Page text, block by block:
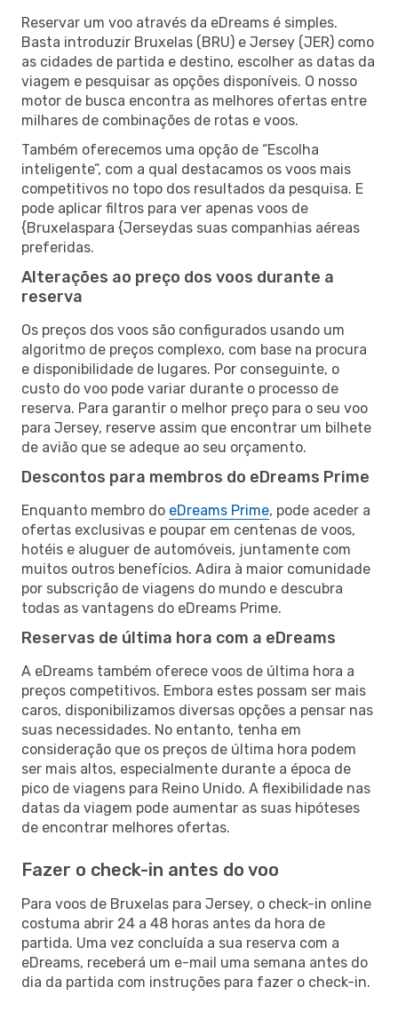
Reservar um voo através da eDreams é simples.
Basta introduzir Bruxelas (BRU) e Jersey (JER) como
as cidades de partida e destino, escolher as datas da
viagem e pesquisar as opções disponíveis. O nosso
motor de busca encontra as melhores ofertas entre
milhares de combinações de rotas e voos.
Também oferecemos uma opção de “Escolha
inteligente”, com a qual destacamos os voos mais
competitivos no topo dos resultados da pesquisa. E
pode aplicar filtros para ver apenas voos de
{Bruxelaspara {Jerseydas suas companhias aéreas
preferidas.
Alterações ao preço dos voos durante a
reserva
Os preços dos voos são configurados usando um
algoritmo de preços complexo, com base na procura
e disponibilidade de lugares. Por conseguinte, o
custo do voo pode variar durante o processo de
reserva. Para garantir o melhor preço para o seu voo
para Jersey, reserve assim que encontrar um bilhete
de avião que se adeque ao seu orçamento.
Descontos para membros do eDreams Prime
Enquanto membro do eDreams Prime, pode aceder a
ofertas exclusivas e poupar em centenas de voos,
hotéis e aluguer de automóveis, juntamente com
muitos outros benefícios. Adira à maior comunidade
por subscrição de viagens do mundo e descubra
todas as vantagens do eDreams Prime.
Reservas de última hora com a eDreams
A eDreams também oferece voos de última hora a
preços competitivos. Embora estes possam ser mais
caros, disponibilizamos diversas opções a pensar nas
suas necessidades. No entanto, tenha em
consideração que os preços de última hora podem
ser mais altos, especialmente durante a época de
pico de viagens para Reino Unido. A flexibilidade nas
datas da viagem pode aumentar as suas hipóteses
de encontrar melhores ofertas.
Fazer o check-in antes do voo
Para voos de Bruxelas para Jersey, o check-in online
costuma abrir 24 a 48 horas antes da hora de
partida. Uma vez concluída a sua reserva com a
eDreams, receberá um e-mail uma semana antes do
dia da partida com instruções para fazer o check-in.